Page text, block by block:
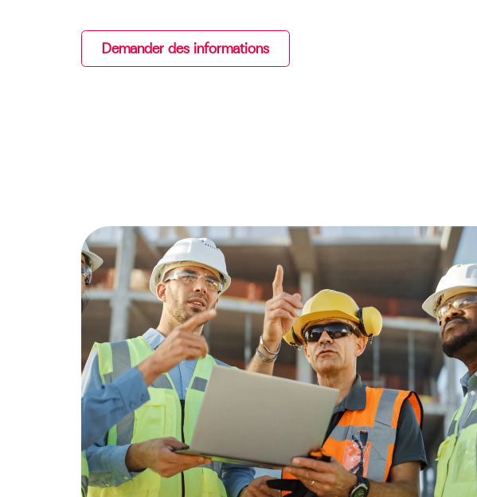
Demander des informations